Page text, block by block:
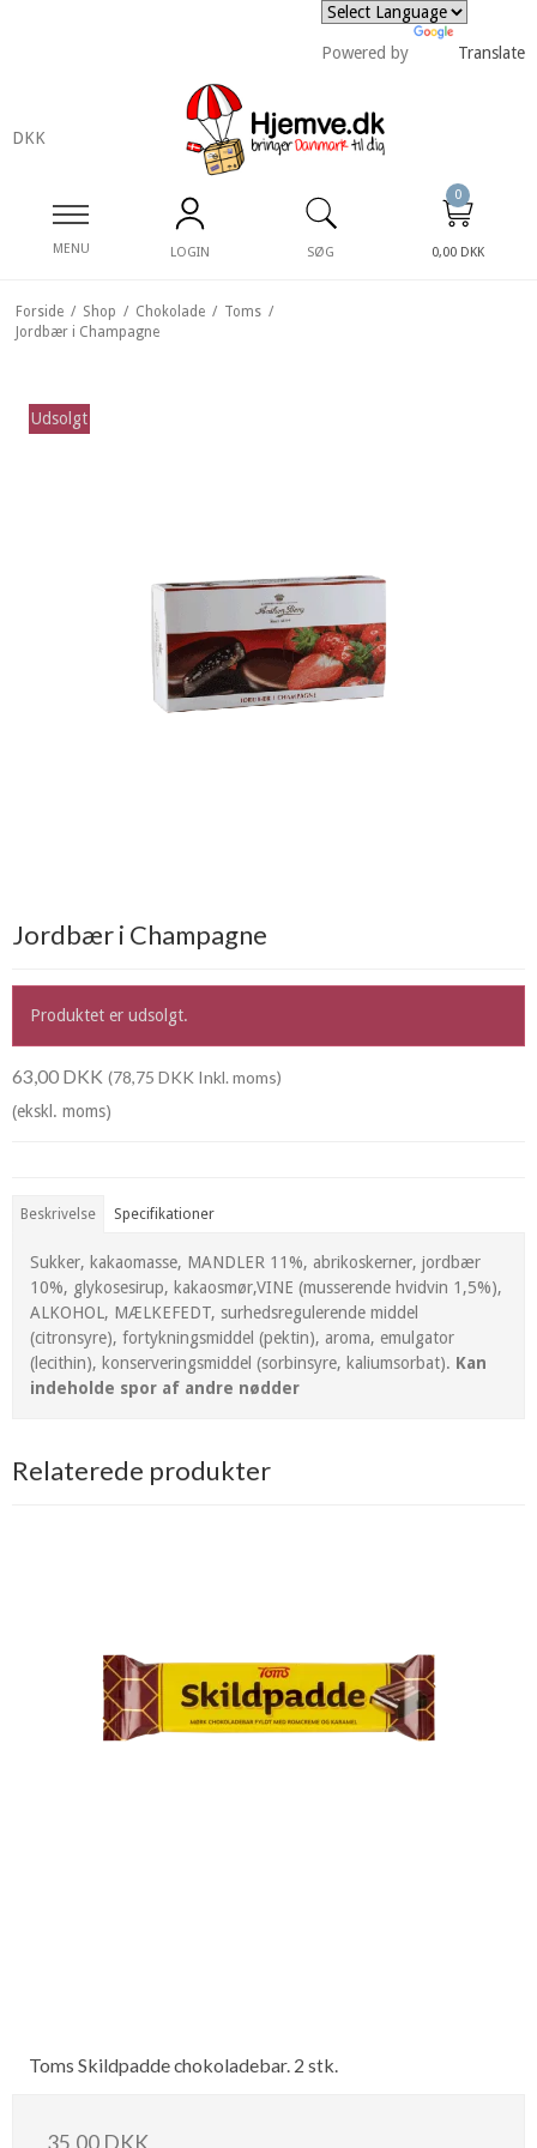
Powered by Translate
DKK
MENU LOGIN SØG
0
0,00 DKK
Forside / Shop / Chokolade / Toms /
Jordbær i Champagne
Udsolgt
Jordbær i Champagne
Produktet er udsolgt.
63,00 DKK (78,75 DKK Inkl. moms)
(ekskl. moms)
Beskrivelse Specifikationer
Sukker, kakaomasse, MANDLER 11%, abrikoskerner, jordbær
10%, glykosesirup, kakaosmør,VINE (musserende hvidvin 1,5%),
ALKOHOL, MÆLKEFEDT, surhedsregulerende middel
(citronsyre), fortykningsmiddel (pektin), aroma, emulgator
(lecithin), konserveringsmiddel (sorbinsyre, kaliumsorbat). Kan
indeholde spor af andre nødder
Relaterede produkter
Toms Skildpadde chokoladebar. 2 stk.
35,00 DKK